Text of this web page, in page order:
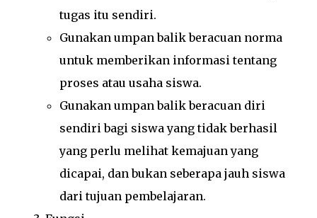
tugas itu sendiri.
Gunakan umpan balik beracuan norma
untuk memberikan informasi tentang
proses atau usaha siswa.
Gunakan umpan balik beracuan diri
sendiri bagi siswa yang tidak berhasil
yang perlu melihat kemajuan yang
dicapai, dan bukan seberapa jauh siswa
dari tujuan pembelajaran.